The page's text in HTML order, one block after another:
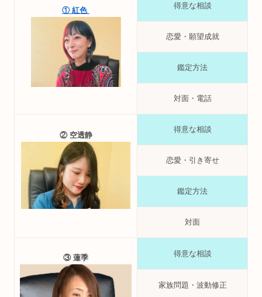
① 紅色
得意な相談
恋愛・願望成就
鑑定方法
対面・電話
② 空透静
得意な相談
恋愛・引き寄せ
鑑定方法
対面
③ 蓮季 得意な相談
家族問題・波動修正